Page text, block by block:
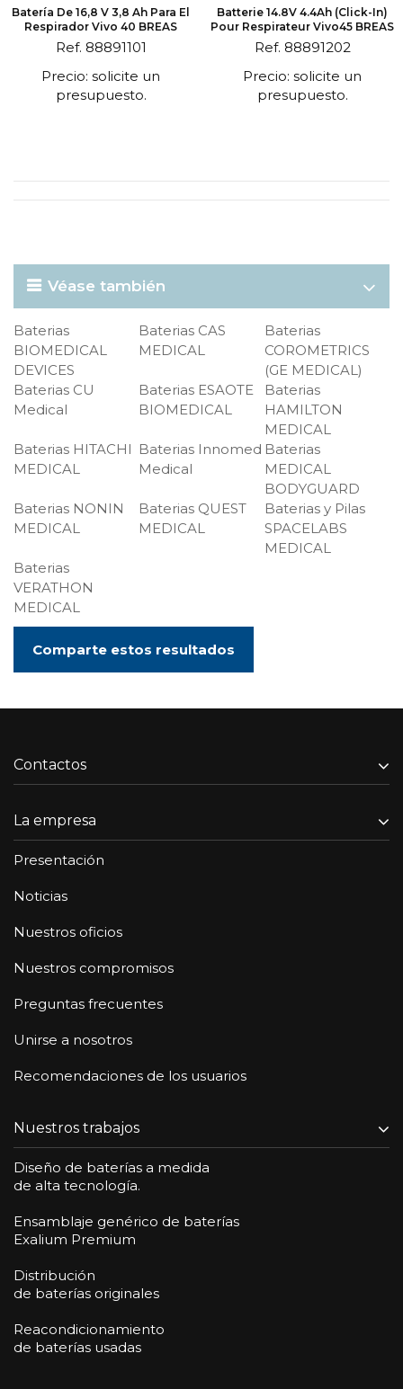
Batería De 16,8 V 3,8 Ah Para El
Respirador Vivo 40 BREAS
Ref. 88891101
Precio: solicite un
presupuesto.
Batterie 14.8V 4.4Ah (click-In)
Pour Respirateur Vivo45 BREAS
Ref. 88891202
Precio: solicite un
presupuesto.
Véase también
Baterias
BIOMEDICAL
DEVICES
Baterias CAS
MEDICAL
Baterias
COROMETRICS
(GE MEDICAL)
Baterias CU
Medical
Baterias ESAOTE
BIOMEDICAL
Baterias
HAMILTON
MEDICAL
Baterias HITACHI
MEDICAL
Baterias Innomed
Medical
Baterias
MEDICAL
BODYGUARD
Baterias NONIN
MEDICAL
Baterias QUEST
MEDICAL
Baterias y Pilas
SPACELABS
MEDICAL
Baterias
VERATHON
MEDICAL
Comparte estos resultados
Contactos
La empresa
Presentación
Noticias
Nuestros oficios
Nuestros compromisos
Preguntas frecuentes
Unirse a nosotros
Recomendaciones de los usuarios
Nuestros trabajos
Diseño de baterías a medida
de alta tecnología.
Ensamblaje genérico de baterías
Exalium Premium
Distribución
de baterías originales
Reacondicionamiento
de baterías usadas